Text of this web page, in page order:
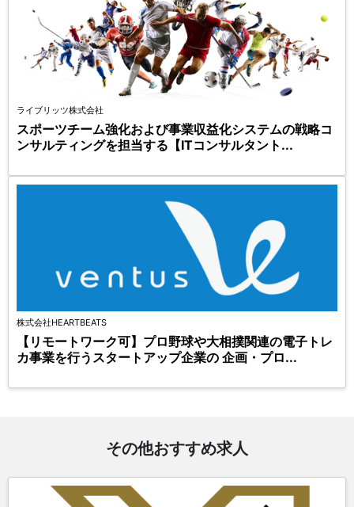
ライブリッツ株式会社
スポーツチーム強化および事業収益化システムの戦略コ
ンサルティングを担当する【ITコンサルタント...
株式会社HEARTBEATS
【リモートワーク可】プロ野球や大相撲関連の電子トレ
カ事業を行うスタートアップ企業の 企画・プロ...
その他おすすめ求人